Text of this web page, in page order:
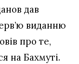
дав
виданню
про те,
на Бахмуті.